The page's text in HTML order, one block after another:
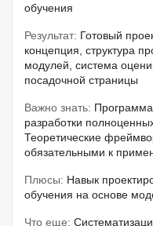
обучения
Результат: Готовый
концепция, структура
модулей, система
посадочной страницы
Важно знать: Программа
разработки
Теоретические
обязательными к
Плюсы: Навык
обучения на основе
Что еще: